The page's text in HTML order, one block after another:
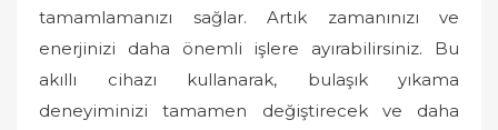
tamamlamanızı sağlar. Artık zamanınızı ve
enerjinizi daha önemli işlere ayırabilirsiniz. Bu
akıllı cihazı kullanarak, bulaşık yıkama
deneyiminizi tamamen değiştirecek ve daha